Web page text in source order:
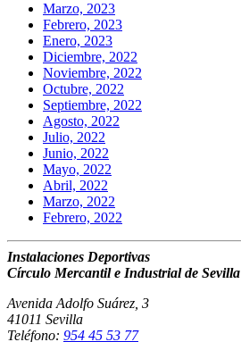
Marzo, 2023
Febrero, 2023
Enero, 2023
Diciembre, 2022
Noviembre, 2022
Octubre, 2022
Septiembre, 2022
Agosto, 2022
Julio, 2022
Junio, 2022
Mayo, 2022
Abril, 2022
Marzo, 2022
Febrero, 2022
Instalaciones Deportivas
Círculo Mercantil e Industrial de Sevilla
Avenida Adolfo Suárez, 3
41011 Sevilla
Teléfono: 954 45 53 77